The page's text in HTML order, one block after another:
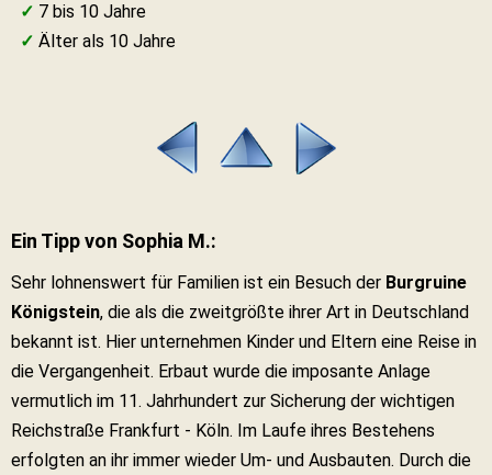
✓ 7 bis 10 Jahre
✓ Älter als 10 Jahre
Ein Tipp von Sophia M.:
Sehr lohnenswert für Familien ist ein Besuch der Burgruine
Königstein, die als die zweitgrößte ihrer Art in Deutschland
bekannt ist. Hier unternehmen Kinder und Eltern eine Reise in
die Vergangenheit. Erbaut wurde die imposante Anlage
vermutlich im 11. Jahrhundert zur Sicherung der wichtigen
Reichstraße Frankfurt - Köln. Im Laufe ihres Bestehens
erfolgten an ihr immer wieder Um- und Ausbauten. Durch die